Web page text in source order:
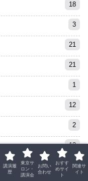
18
3
21
21
1
12
2
12
16
講演履
歴
東京サ
ロン・
講演会
お問い
合わせ
おすす
めサイ
ト
関連サ
イト